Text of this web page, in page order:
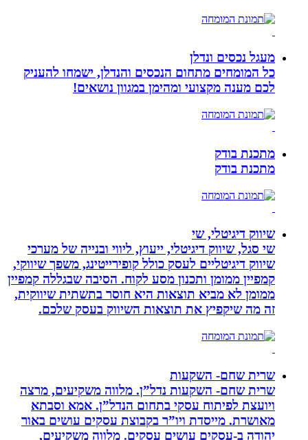
מעגל נכסים ונדלן
כל המומחים מתחום הנכסים והנדלן, ישמחו להעניק
לכם מענה מקצועי ומהימן במגוון נושאים!
מתכנת בודק
מתכנת בודק
שיווק דיגיטלי, שי
שי סגל, שיווק דיגיטלי, ייעוץ, ליווי ובנייה של מערכי
שיווק דיגיטליים לעסק כולל קופירייטינג, משפך שיווקי,
קמפיין ממומן ותכנון מסע לקוח. הסיבה שבגללה קמפיין
ממומן לא מביא תוצאות היא חוסר בתשתית שיווקית,
זה מה שיקפיץ את תוצאות השיווק בעסק שלכם.
שרית שחם- השקעות
שרית שחם- השקעות נדל”ן. מלווה משקיעים, מרצה
ויועצת לפיתוח עסקי בתחום הנדל”ן. אמא וסבתא
מאושרת. ‏מייסדת ויו”ר בקבוצת עסקים עושים באור
יהודה‏ ב-‏עסקים עושים עסקים‏. ‏מלווה משקיעים,